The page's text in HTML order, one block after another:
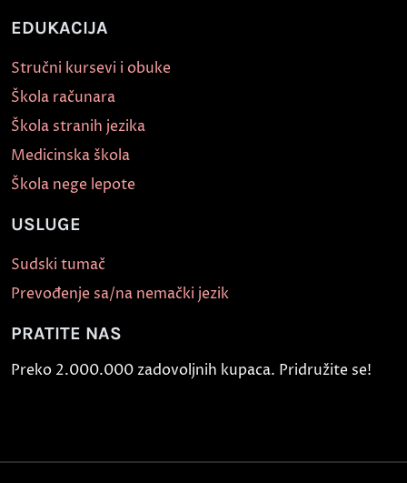
EDUKACIJA
Stručni kursevi i obuke
Škola računara
Škola stranih jezika
Medicinska škola
Škola nege lepote
USLUGE
Sudski tumač
Prevođenje sa/na nemački jezik
PRATITE NAS
Preko 2.000.000 zadovoljnih kupaca. Pridružite se!